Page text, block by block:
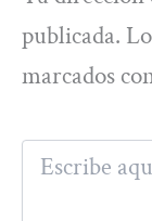
publicada.
marcados
Escribe
aquí...